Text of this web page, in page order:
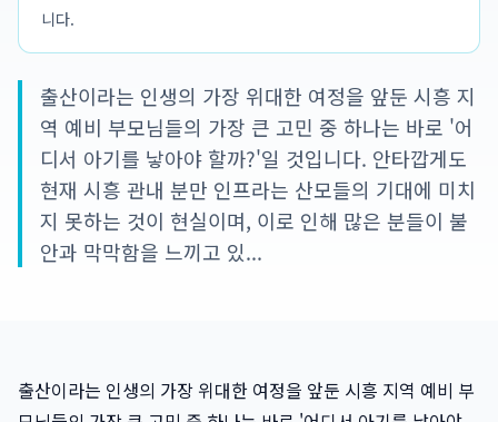
니다.
출산이라는 인생의 가장 위대한 여정을 앞둔 시흥 지
역 예비 부모님들의 가장 큰 고민 중 하나는 바로 '어
디서 아기를 낳아야 할까?'일 것입니다. 안타깝게도
현재 시흥 관내 분만 인프라는 산모들의 기대에 미치
지 못하는 것이 현실이며, 이로 인해 많은 분들이 불
안과 막막함을 느끼고 있...
출산이라는 인생의 가장 위대한 여정을 앞둔 시흥 지역 예비 부